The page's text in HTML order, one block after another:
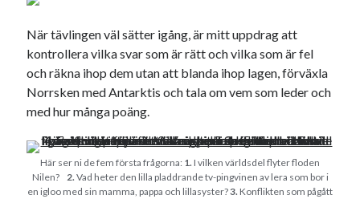
Meta
Logga in
Flöde för inlägg
Flöde för kommentarer
När tävlingen väl sätter igång, är mitt uppdrag att
kontrollera vilka svar som är rätt och vilka som är fel
och räkna ihop dem utan att blanda ihop lagen, förväxla
Norrsken med Antarktis och tala om vem som leder och
med hur många poäng.
Här ser ni de fem första frågorna: 1. I vilken världsdel flyter floden
Nilen? 2. Vad heter den lilla pladdrande tv-pingvinen av lera som bor i
en igloo med sin mamma, pappa och lillasyster?3. Konflikten som pågått